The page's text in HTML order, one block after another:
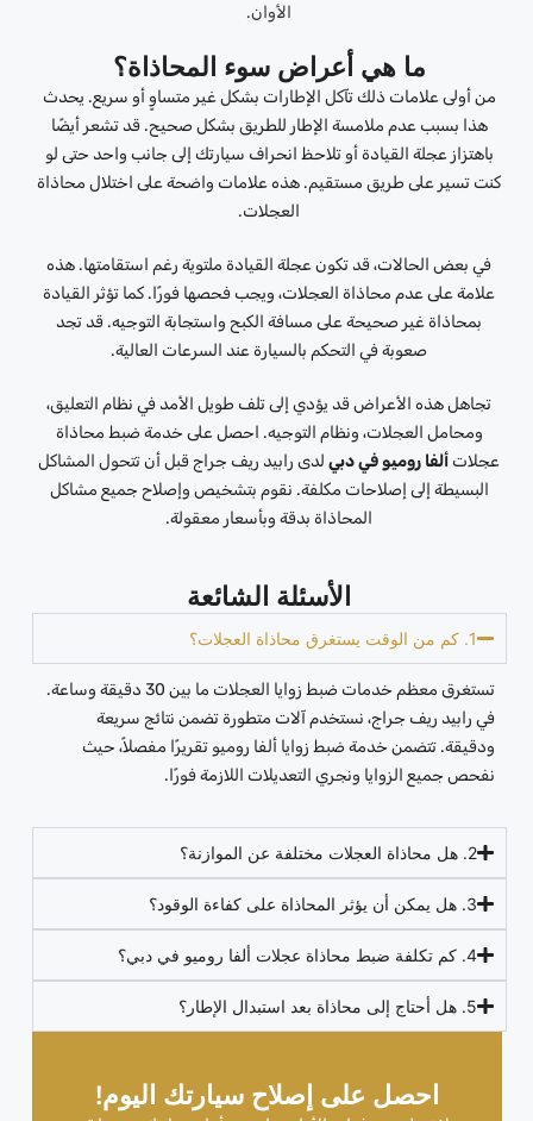
احصل على إصلاح سيارتك اليوم!
الأوان.
ما هي أعراض سوء المحاذاة؟
من أولى علامات ذلك تآكل الإطارات بشكل غير متساوٍ أو سريع. يحدث
هذا بسبب عدم ملامسة الإطار للطريق بشكل صحيح. قد تشعر أيضًا
باهتزاز عجلة القيادة أو تلاحظ انحراف سيارتك إلى جانب واحد حتى لو
كنت تسير على طريق مستقيم. هذه علامات واضحة على اختلال محاذاة
العجلات.
في بعض الحالات، قد تكون عجلة القيادة ملتوية رغم استقامتها. هذه
علامة على عدم محاذاة العجلات، ويجب فحصها فورًا. كما تؤثر القيادة
بمحاذاة غير صحيحة على مسافة الكبح واستجابة التوجيه. قد تجد
صعوبة في التحكم بالسيارة عند السرعات العالية.
تجاهل هذه الأعراض قد يؤدي إلى تلف طويل الأمد في نظام التعليق،
ومحامل العجلات، ونظام التوجيه. احصل على خدمة ضبط محاذاة
عجلات ألفا روميو في دبي لدى رابيد ريف جراج قبل أن تتحول المشاكل
البسيطة إلى إصلاحات مكلفة. نقوم بتشخيص وإصلاح جميع مشاكل
المحاذاة بدقة وبأسعار معقولة.
الأسئلة الشائعة
1. كم من الوقت يستغرق محاذاة العجلات؟
تستغرق معظم خدمات ضبط زوايا العجلات ما بين 30 دقيقة وساعة.
في رابيد ريف جراج، نستخدم آلات متطورة تضمن نتائج سريعة
ودقيقة. تتضمن خدمة ضبط زوايا ألفا روميو تقريرًا مفصلاً، حيث
نفحص جميع الزوايا ونجري التعديلات اللازمة فورًا.
2. هل محاذاة العجلات مختلفة عن الموازنة؟
3. هل يمكن أن يؤثر المحاذاة على كفاءة الوقود؟
4. كم تكلفة ضبط محاذاة عجلات ألفا روميو في دبي؟
5. هل أحتاج إلى محاذاة بعد استبدال الإطار؟